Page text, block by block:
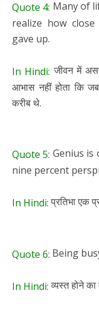
Quote 4: Many of
realize how
gave up.
In Hindi: जीवन में
आभास नहीं होता कि
करीब थे.
Quote 5: Genius is
nine percent
In Hindi:प्रतिभा एक
Quote 6: Being
In Hindi:व्यस्त होने